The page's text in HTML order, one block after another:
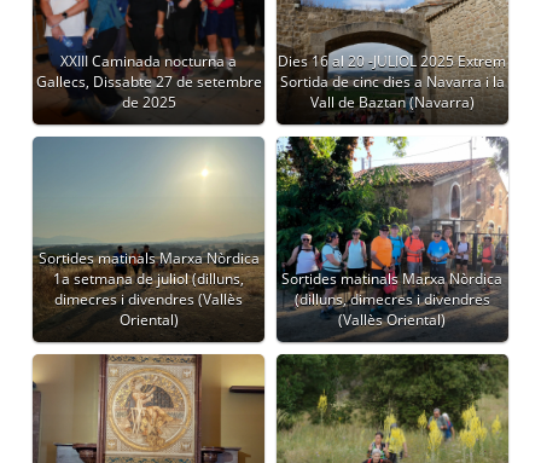
XXIII Caminada nocturna a
Gallecs, Dissabte 27 de setembre
de 2025
Dies 16 al 20 -JULIOL 2025 Extrem
Sortida de cinc dies a Navarra i la
Vall de Baztan (Navarra)
Sortides matinals Marxa Nòrdica
1a setmana de juliol (dilluns,
dimecres i divendres (Vallès
Oriental)
Sortides matinals Marxa Nòrdica
(dilluns, dimecres i divendres
(Vallès Oriental)